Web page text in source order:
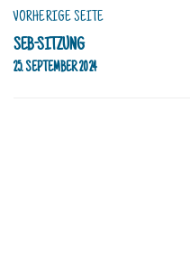
VORHERIGE SEITE
SEB-SITZUNG
25. SEPTEMBER 2024